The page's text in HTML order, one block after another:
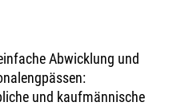
Abwicklung und
und kaufmännische